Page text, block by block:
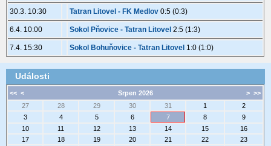
30.3. 10:30 Tatran Litovel - FK Medlov 0:5 (0:3)
6.4. 10:00 Sokol Pňovice - Tatran Litovel 2:5 (1:3)
7.4. 15:30 Sokol Bohuňovice - Tatran Litovel 1:0 (1:0)
Události
<< < > >>
Srpen 2026
27
28 29 30 31 1
2
3
4 5 6 7 8
9
10
11 12 13 14 15
16
17
18 19 20 21 22
23